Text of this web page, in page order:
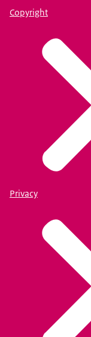
Copyright
Privacy